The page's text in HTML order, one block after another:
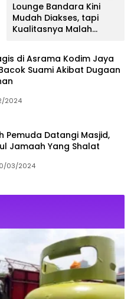
Lounge Bandara Kini
Mudah Diakses, tapi
Kualitasnya Malah
di Asrama Kodim Jaya
Suami Akibat Dugaan
2024
Pemuda Datangi Masjid,
Jamaah Yang Shalat
03/2024